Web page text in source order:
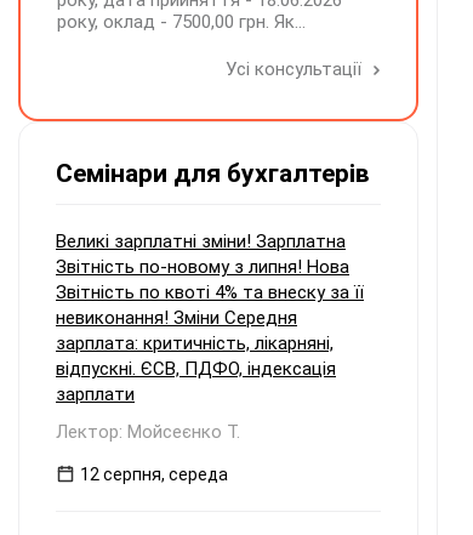
року, оклад - 7500,00 грн. Як
невикористаних днів відпустки при
Усі консультації
Семінари для бухгалтерів
Великі зарплатні зміни! Зарплатна
Звітність по-новому з липня! Нова
Звітність по квоті 4% та внеску за її
невиконання! Зміни Середня
зарплата: критичність, лікарняні,
відпускні. ЄСВ, ПДФО, індексація
зарплати
Лектор: Мойсеєнко Т.
12 серпня, середа